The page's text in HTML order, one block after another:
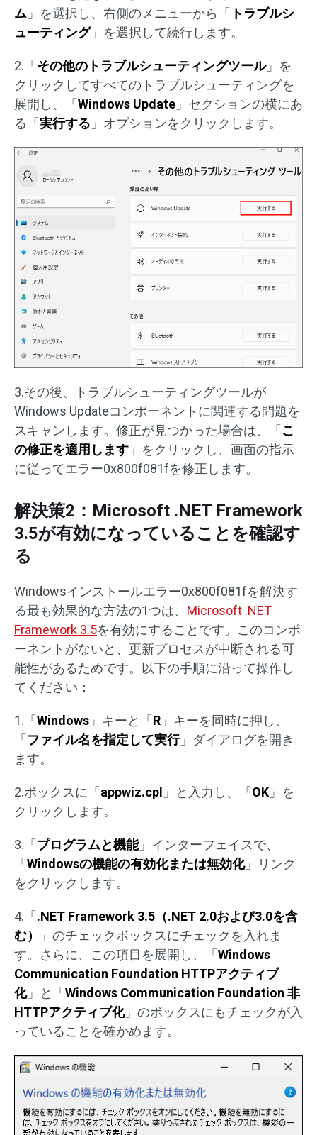
ム 」を選択し、右側のメニューから「 トラブルシ
ューティング」を選択して続行します。
2.「 その他のトラブルシューティングツール」を
クリックしてすべてのトラブルシューティングを
展開し、「 Windows Update 」セクションの横にあ
る「 実行する 」オプションをクリックします。
3.その後、トラブルシューティングツールが
Windows Updateコンポーネントに関連する問題を
スキャンします。修正が見つかった場合は、「こ
の修正を適用します 」をクリックし、画面の指示
に従ってエラー0x800f081fを修正します。
解決策2：Microsoft .NET Framework
3.5が有効になっていることを確認す
る
Windowsインストールエラー0x800f081fを解決す
る最も効果的な方法の1つは、 Microsoft .NET
Framework 3.5を有効にすることです。このコンポ
ーネントがないと、更新プロセスが中断される可
能性があるためです。以下の手順に沿って操作し
てください：
1.「Windows 」キーと「R 」キーを同時に押し、
「ファイル名を指定して実行」ダイアログを開き
ます。
2.ボックスに「appwiz.cpl 」と入力し、「OK 」を
クリックします。
3.「プログラムと機能」インターフェイスで、
「Windowsの機能の有効化または無効化」リンク
をクリックします。
4.「.NET Framework 3.5（.NET 2.0および3.0を含
む）
」のチェックボックスにチェックを入れま
す。さらに、この項目を展開し、「Windows
Communication Foundation HTTPアクティブ
化」と「Windows Communication Foundation 非
HTTPアクティブ化」のボックスにもチェックが入
っていることを確かめます。